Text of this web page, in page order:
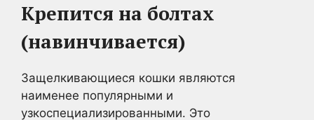
Крепится на болтах
(навинчивается)
Защелкивающиеся кошки являются
наименее популярными и
узкоспециализированными. Это